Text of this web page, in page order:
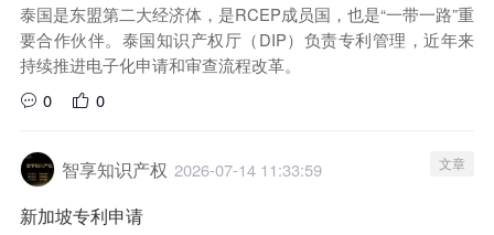
泰国是东盟第二大经济体，是RCEP成员国，也是“一带一路”重
要合作伙伴。泰国知识产权厅（DIP）负责专利管理，近年来
持续推进电子化申请和审查流程改革。
0
0
智享知识产权 2026-07-14 11:33:59 文章
新加坡专利申请